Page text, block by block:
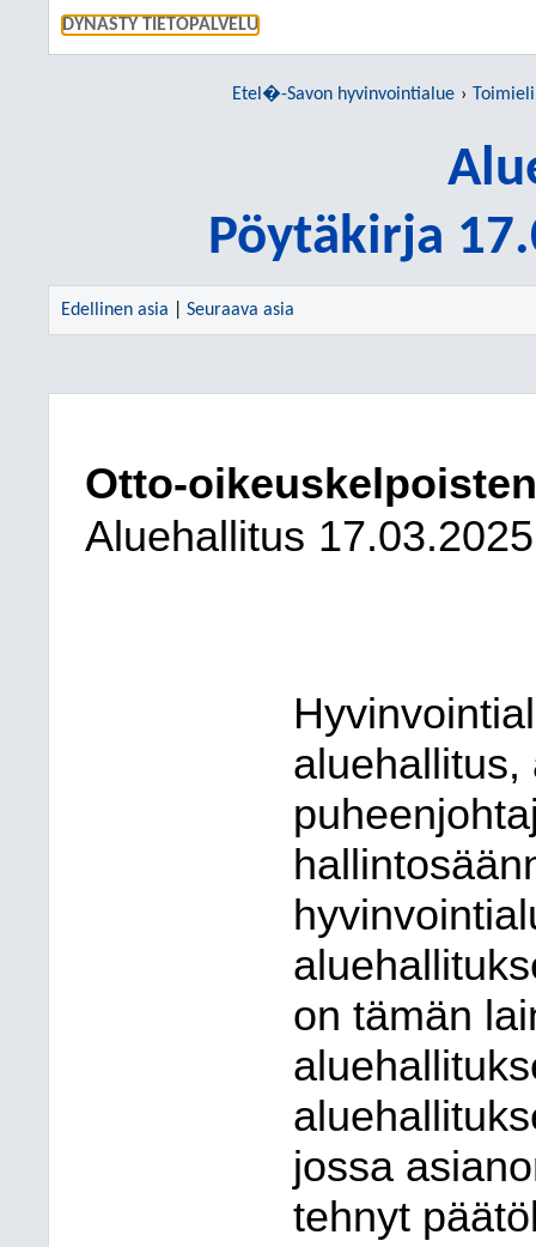
DYNASTY TIETOPALVELU
Etel�-Savon hyvinvointialue
Pöytäkirja
Edellinen asia Seuraava asia
Otto-
Aluehallitus 17.03.2025
aluehallitus,
on tämän
jossa
tehnyt